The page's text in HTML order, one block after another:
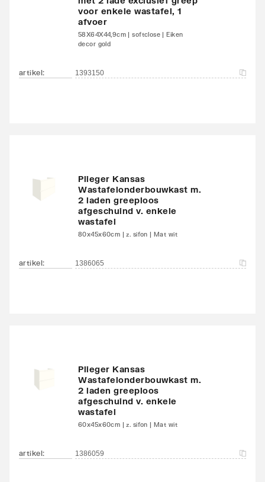
voor enkele wastafel, 1
afvoer
58X64X44,9cm | softclose | Eiken
decor gold
artikel: 1393150
Plieger Kansas
Wastafelonderbouwkast m.
2 laden greeploos
afgeschuind v. enkele
wastafel
80x45x60cm | z. sifon | Mat wit
artikel: 1386065
Plieger Kansas
Wastafelonderbouwkast m.
2 laden greeploos
afgeschuind v. enkele
wastafel
60x45x60cm | z. sifon | Mat wit
artikel: 1386059